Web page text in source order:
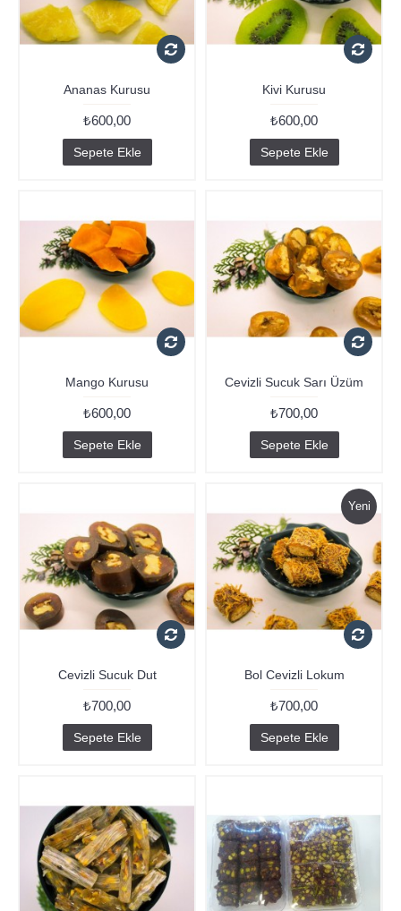
Ananas Kurusu
₺600,00
Sepete Ekle
Kivi Kurusu
₺600,00
Sepete Ekle
Mango Kurusu
₺600,00
Sepete Ekle
Cevizli Sucuk Sarı Üzüm
₺700,00
Sepete Ekle
Cevizli Sucuk Dut
₺700,00
Sepete Ekle
Yeni
Bol Cevizli Lokum
₺700,00
Sepete Ekle